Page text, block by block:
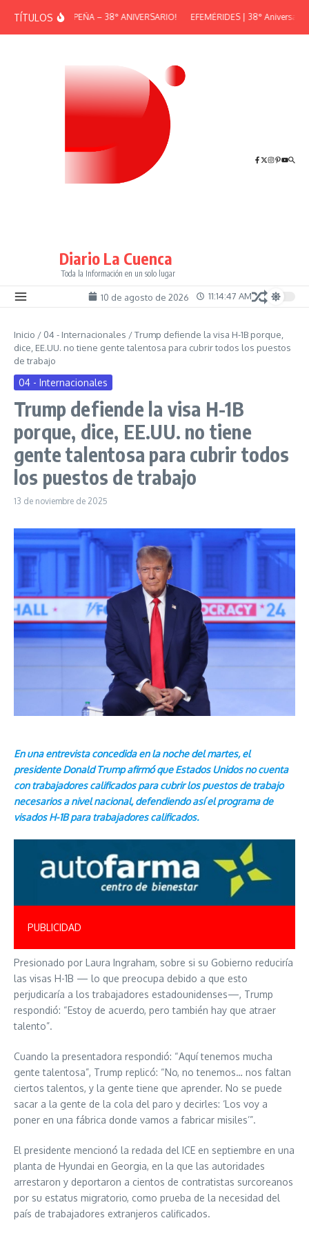
TÍTULOS¡GRAN PEÑA – 38° ANIVERSARIO! EFEMÉRIDES | 38°
Diario La Cuenca
Toda la Información en un solo lugar
10 de agosto de 2026 11:14:47 AM
Inicio / 04 - Internacionales /Trump defiende la visa H-1B porque,
dice, EE.UU. no tiene gente talentosa para cubrir todos los puestos
de trabajo
04 - Internacionales
Trump defiende la visa H-1B
porque, dice, EE.UU. no tiene
gente talentosa para cubrir todos
los puestos de trabajo
13 de noviembre de 2025
En una entrevista concedida en la noche del martes, el
presidente Donald Trump afirmó que Estados Unidos no cuenta
con trabajadores calificados para cubrir los puestos de trabajo
necesarios a nivel nacional, defendiendo así el programa de
visados ​​H-1B para trabajadores calificados.
PUBLICIDAD
Presionado por Laura Ingraham, sobre si su Gobierno reduciría
las visas H-1B — lo que preocupa debido a que esto
perjudicaría a los trabajadores estadounidenses—, Trump
respondió: “Estoy de acuerdo, pero también hay que atraer
talento”.
Cuando la presentadora respondió: “Aquí tenemos mucha
gente talentosa”, Trump replicó: “No, no tenemos… nos faltan
ciertos talentos, y la gente tiene que aprender. No se puede
sacar a la gente de la cola del paro y decirles: ‘Los voy a
poner en una fábrica donde vamos a fabricar misiles’”.
El presidente mencionó la redada del ICE en septiembre en una
planta de Hyundai en Georgia, en la que las autoridades
arrestaron y deportaron a cientos de contratistas surcoreanos
por su estatus migratorio, como prueba de la necesidad del
país de trabajadores extranjeros calificados.